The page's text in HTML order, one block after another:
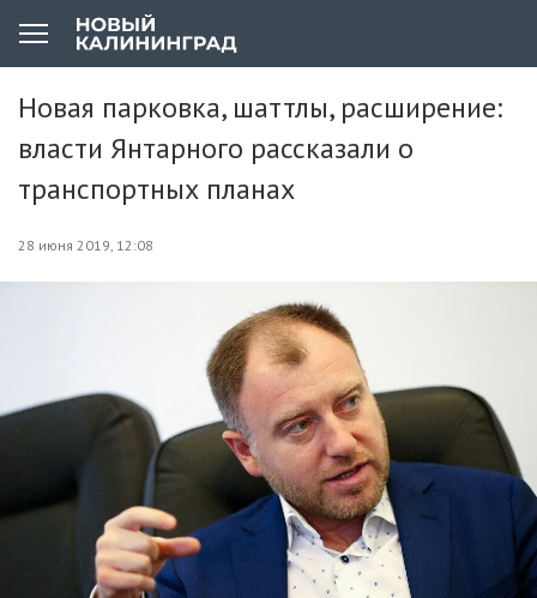
Новая парковка, шаттлы, расширение:
власти Янтарного рассказали о
транспортных планах
28 июня 2019, 12:08